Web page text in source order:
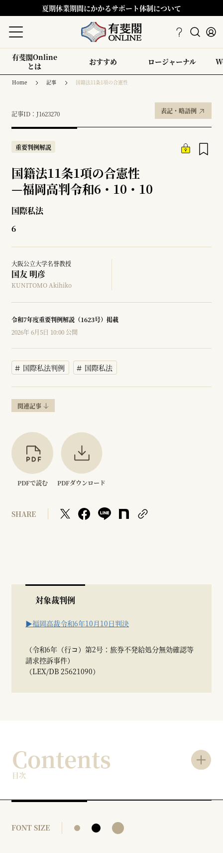
夏期休業期間にかかるサポート体制について
有斐閣Online
とは
おすすめ ロージャーナル
Home 記事 国籍法11条1項の合憲性
記事ID：J1623270 表記・略語例
重要判例解説
国籍法11条1項の合憲性
—福岡高判令和6・10・10
国際私法
6
大阪公立大学名誉教授
国友 明彦
KUNITOMO Akihiko
令和7年度重要判例解説（1623号）掲載
2026年 6月5日 10:00 公開
国際私法判例 国際私法
関連記事
PDFで読む PDFダウンロード
SHARE
対象裁判例
▶福岡高裁令和6年10月10日判決
（令和6年（行コ）第2号：旅券不発給処分無効確認等
請求控訴事件）
（LEX/DB 25621090）
Contents
目次
FONT SIZE